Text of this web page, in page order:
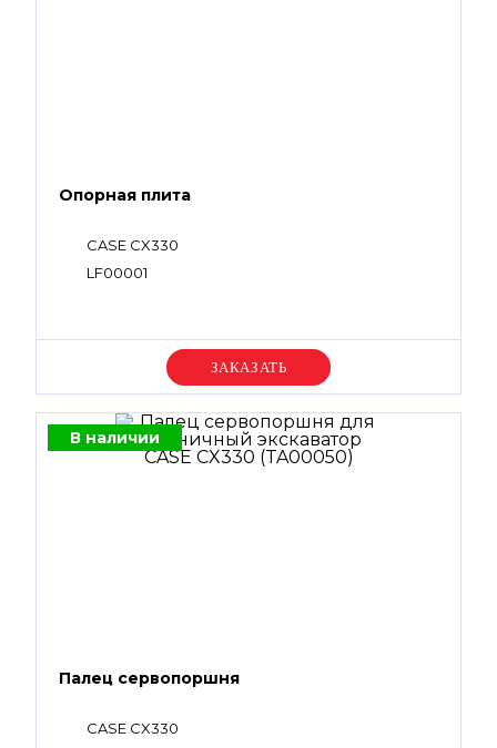
Опорная плита
CASE CX330
LF00001
Уточняйте цену
В наличии
Палец сервопоршня
CASE CX330